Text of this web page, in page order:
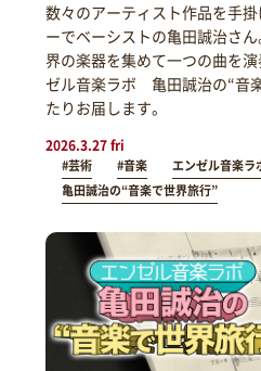
数々のアーティスト作品を手
ーでベーシストの亀田誠治さ
界の楽器を集めて一つの曲を
ゼル音楽ラボ 亀田誠治の“音
たりお届します。
2026.3.27 fri
#芸術 #音楽
エンゼル音楽ラ
亀田誠治の“音楽で世界旅行”